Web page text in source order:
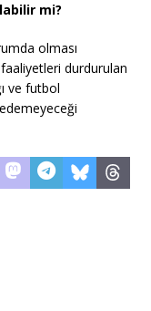
mi?
olması
durdurulan
ve futbol